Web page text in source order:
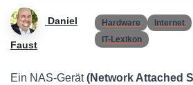
Daniel
Faust
Hardware
Internet
IT-Lexikon
Ein NAS-Gerät(Network Attached